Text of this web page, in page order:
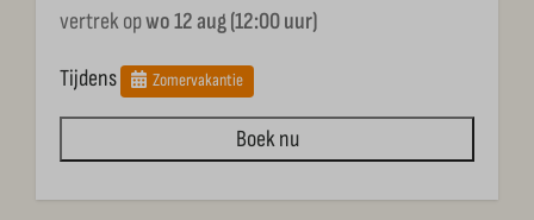
vertrek opwo 12 aug (12:00 uur)
Tijdens
Zomervakantie
Boek nu